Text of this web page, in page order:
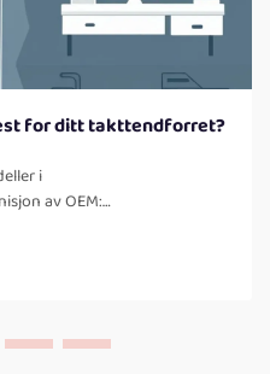
for ditt takttendforret?
i
av OEM:
som refererer til et
som...